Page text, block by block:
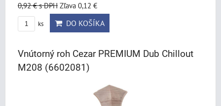
0,92 €s DPH Zľava 0,12 €
ks DO KOŠÍKA
Vnútorný roh Cezar PREMIUM Dub Chillout
M208 (6602081)